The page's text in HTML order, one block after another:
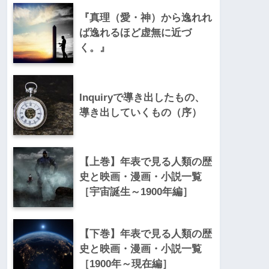
『真理（愛・神）から逸れれ
ば逸れるほど虚無に近づ
く。』
Inquiryで導き出したもの、
導き出していくもの（序）
【上巻】年表で見る人類の歴
史と映画・漫画・小説一覧
［宇宙誕生～1900年編］
【下巻】年表で見る人類の歴
史と映画・漫画・小説一覧
［1900年～現在編］